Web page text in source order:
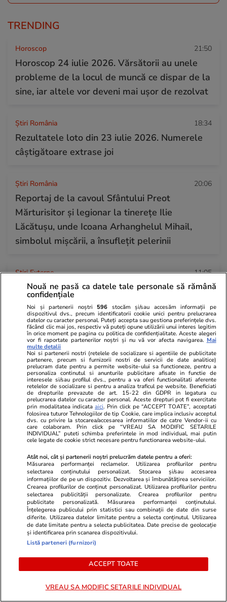
TRENDING
Horoscop 21:50
Horoscop 24 iulie 2026. Vărsătorii au unele
probleme de la locul de muncă ce dispar de la
sine, iar altele vor deveni mai ușor de rezolvat
Știri România 18:34
Rezultatele loto din 23 iulie 2026. Numerele
câștigătoare extrase joi
Știri România 20:06
Reportaj de la cavoul Sfântului Preot
Mărturisitor și legionar la tinerețe Ilie
Lăcătușu, unde Icoana Arhanghelul Mihail,
simbolul mișcării, a însuflețit pelerinii
Știri Externe 11:05
Directorul organizației de sinucidere asistată
Exit a murit la peste 3.000 de metri altitudine
pe Muntele Fuji
Sănătate și Fitness 20:20
Încă un bebeluș a murit
așteptând un pat liber la secția
ATI de la Spitalul M.S. Curie. Dr.
Cîrstoveanu: „Deblocarea
posturilor este o gură de oxigen,
când ești în agonie”
Sănătate și
Admiterea
Record de
și interes
tinerii care
Nouă ne pasă ca datele tale personale să rămână
confidențiale
Noi și partenerii noștri 596 stocăm și/sau accesăm informații pe
dispozitivul dvs., precum identificatorii cookie unici pentru prelucrarea
datelor cu caracter personal. Puteți accepta sau gestiona preferințele dvs.
făcând clic mai jos, respectiv vă puteți opune utilizării unui interes legitim
în orice moment pe pagina cu politica de confidențialitate. Aceste alegeri
vor fi raportate partenerilor noștri și nu vă vor afecta navigarea. Mai
multe detalii
Noi si partenerii nostri (retelele de socializare si agentiile de publicitate
partenere, precum si furnizorii nostri de servicii de date analitice)
prelucram date pentru a permite website-ului sa functioneze, pentru a
personaliza continutul si anunturile publicitare afisate in functie de
interesele si/sau profilul dvs., pentru a va oferi functionalitati aferente
retelelor de socializare si pentru a analiza traficul pe website. Beneficiati
de drepturile prevazute de art. 15-22 din GDPR in legatura cu
prelucrarea datelor cu caracter personal. Aceste drepturi pot fi exercitate
prin modalitatea indicataaici. Prin click pe “ACCEPT TOATE”, acceptati
folosirea tuturor Tehnologiilor de tip Cookie, care implica inclusiv acceptul
dvs. cu privire la stocarea/accesarea informatiilor de catre Vendor-ii cu
care colaboram. Prin click pe “VREAU SA MODIFIC SETARILE
INDIVIDUAL” puteti schimba preferintele in mod individual, mai putin
cele legate de cookie strict necesare pentru functionarea website-ului.
Atât noi, cât și partenerii noștri prelucrăm datele pentru a oferi:
Măsurarea performanței reclamelor. Utilizarea profilurilor pentru
selectarea conținutului personalizat. Stocarea și/sau accesarea
informațiilor de pe un dispozitiv. Dezvoltarea și îmbunătățirea serviciilor.
Crearea profilurilor de conținut personalizat. Utilizarea profilurilor pentru
selectarea publicității personalizate. Crearea profilurilor pentru
publicitate personalizată. Măsurarea performanței conținutului.
Înțelegerea publicului prin statistici sau combinații de date din surse
diferite. Utilizarea datelor limitate pentru a selecta conținutul. Utilizarea
de date limitate pentru a selecta publicitatea. Date precise de geolocație
și identificarea prin scanarea dispozitivului.
Listă parteneri (furnizori)
ACCEPT TOATE
VREAU SA MODIFIC SETARILE INDIVIDUAL